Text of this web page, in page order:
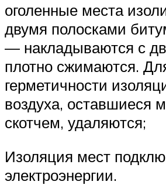
оголенные места
двумя полосками
— накладываются с
плотно сжимаются.
герметичности
воздуха, оставшиеся
скотчем, удаляются;
Изоляция мест
электроэнергии.